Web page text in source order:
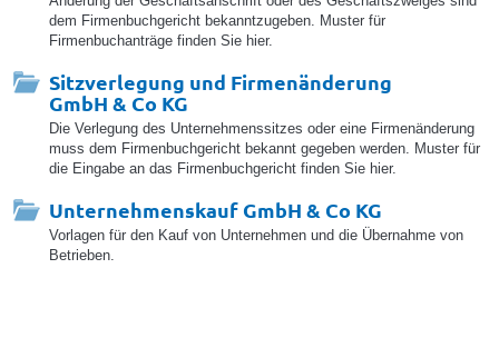
dem Firmenbuchgericht bekanntzugeben. Muster für
Firmenbuchanträge finden Sie hier.
Sitzverlegung und Firmenänderung
GmbH & Co KG
Die Verlegung des Unternehmenssitzes oder eine Firmenänderung
muss dem Firmenbuchgericht bekannt gegeben werden. Muster für
die Eingabe an das Firmenbuchgericht finden Sie hier.
Unternehmenskauf GmbH & Co KG
Vorlagen für den Kauf von Unternehmen und die Übernahme von
Betrieben.